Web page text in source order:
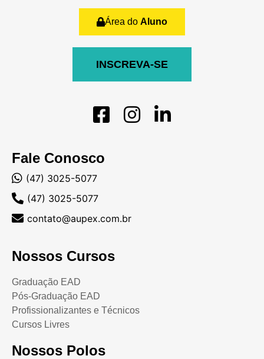
Fale Conosco
(47) 3025-5077
(47) 3025-5077
contato@aupex.com.br
Nossos Cursos
Graduação EAD
Pós-Graduação EAD
Profissionalizantes e Técnicos
Cursos Livres
Nossos Polos
Área do Aluno
INSCREVA-SE